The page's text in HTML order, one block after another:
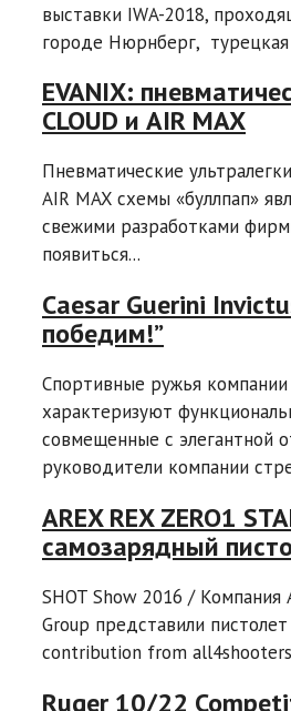
выставки IWA-2018,
городе Нюрнберг, турецкая
EVANIX:
CLOUD и AIR MAX
Пневматические
AIR MAX схемы «буллпап»
свежими разработками
появиться...
Caesar Guerini
победим!”
Спортивные ружья компании
характеризуют
совмещенные с элегантной
руководители компании
AREX REX ZERO1
самозарядный
SHOT Show 2016 / Компания
Group представили
contribution from
Ruger 10/22